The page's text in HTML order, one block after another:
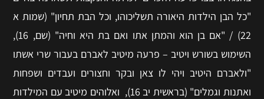
"כל הבן הילדות היאורה תשליכוהו, וכל הבת תחיון" (שמות א
22) / "אם בן הוא והמתן אתו ואם בת היא וחיה" (שם, 16),
השימוש בשורש ויטיב – פרעה מיטיב לאברם בעבור שרי אשתו
"ולאברם היטיב ויהי לו צאן ובקר וחצורים ועבדים ושפחות
ואתנות וגמלים" (בראשית יב 16), ואלוהים מיטיב עם המילדות